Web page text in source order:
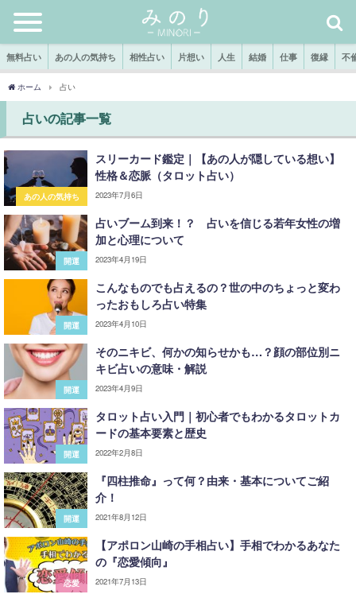
無料占い あの人の気持ち 相性占い 片想い 人生 結婚 仕事 復縁 不
ホーム 占い
占いの記事一覧
あの人の気持ち
スリーカード鑑定｜【あの人が隠している想い】
性格＆恋脈（タロット占い）
2023年7月6日
開運
占いブーム到来！？ 占いを信じる若年女性の増
加と心理について
2023年4月19日
開運
こんなものでも占えるの？世の中のちょっと変わ
ったおもしろ占い特集
2023年4月10日
開運
そのニキビ、何かの知らせかも…？顔の部位別ニ
キビ占いの意味・解説
2023年4月9日
開運
タロット占い入門｜初心者でもわかるタロットカ
ードの基本要素と歴史
2022年2月8日
開運
『四柱推命』って何？由来・基本についてご紹
介！
2021年8月12日
恋愛
【アポロン山崎の手相占い】手相でわかるあなた
の『恋愛傾向』
2021年7月13日